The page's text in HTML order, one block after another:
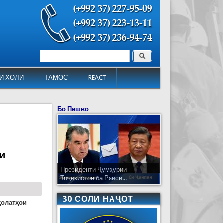
ХОЛӢ ТАМОС REACT
Форма поиска Поиск
Бо Пешво
Президенти Ҷумҳурии
Тоҷикистон ба Раиси...
30 СОЛИ НАҶОТ